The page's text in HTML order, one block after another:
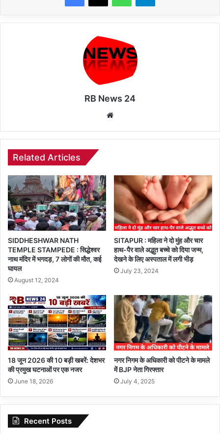
RB News 24
Related Articles
SIDDHESHWAR NATH
TEMPLE STAMPEDE : सिद्धेश्वर
नाथ मंदिर में भगदड़, 7 लोगों की मौत, कई
घायल
August 12, 2024
SITAPUR : महिला ने दो मुंह और चार
हाथ-पैर वाले अद्भुत बच्चे को दिया जन्म,
देखने के लिए अस्पताल में लगी भीड़
July 23, 2024
18 जून 2026 की 10 बड़ी खबरें: देशभर
की प्रमुख घटनाओं पर एक नजर
June 18, 2026
नगर निगम के अधिकारी को पीटने के मामले
में BJP नेता गिरफ्तार
July 4, 2025
Recent Posts